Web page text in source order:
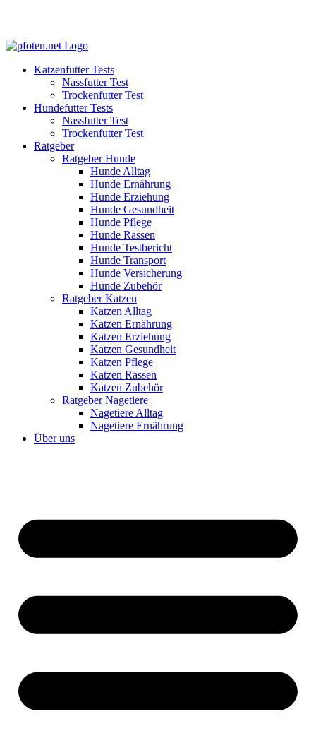
Katzenfutter Tests
Nassfutter Test
Trockenfutter Test
Hundefutter Tests
Nassfutter Test
Trockenfutter Test
Ratgeber
Ratgeber Hunde
Hunde Alltag
Hunde Ernährung
Hunde Erziehung
Hunde Gesundheit
Hunde Pflege
Hunde Rassen
Hunde Testbericht
Hunde Transport
Hunde Versicherung
Hunde Zubehör
Ratgeber Katzen
Katzen Alltag
Katzen Ernährung
Katzen Erziehung
Katzen Gesundheit
Katzen Pflege
Katzen Rassen
Katzen Zubehör
Ratgeber Nagetiere
Nagetiere Alltag
Nagetiere Ernährung
Über uns